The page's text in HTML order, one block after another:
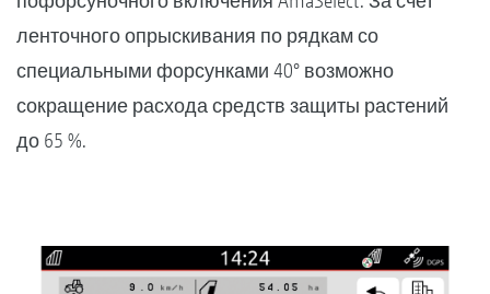
ленточного опрыскивания по рядкам со
специальными форсунками 40° возможно
сокращение расхода средств защиты растений
до 65 %.